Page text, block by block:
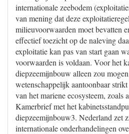
internationale zeebodem
van mening dat deze
milieuvoorwaarden moet bevatten
effectief toezicht op de naleving
exploitatie kan pas van start gaan
voorwaarden is voldaan. Voor het
diepzeemijnbouw alleen zou
wetenschappelijk aantoonbaar
van het mariene ecosysteem, zoals
Kamerbrief met het
diepzeemijnbouw3. Nederland zet
internationale onderhandelingen